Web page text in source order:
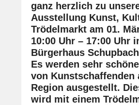
ganz herzlich zu
Ausstellung Kunst,
Trödelmarkt am 01.
10:00 Uhr – 17:00 Uhr
Bürgerhaus
Es werden sehr
von Kunstschaffenden
Region ausgestellt.
wird mit einem